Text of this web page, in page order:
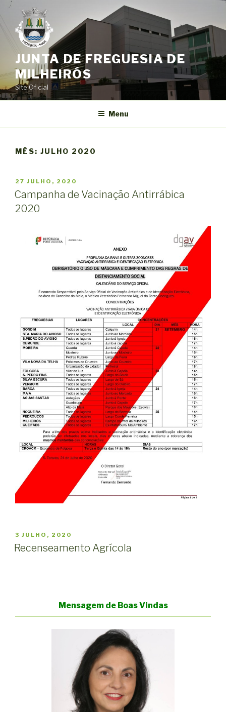
Saltar
o
conteúdo
JUNTA DE FREGUESIA DE
MILHEIRÓS
Site Oficial
Menu
MÊS: JULHO 2020
PUBLICADO
EM
27 JULHO, 2020
Campanha de Vacinação Antirrábica
2020
PUBLICADO
EM
3 JULHO, 2020
Recenseamento Agrícola
Mensagem de Boas Vindas